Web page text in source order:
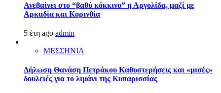
Ανεβαίνει στο “βαθύ κόκκινο” η Αργολίδα, μαζί με
Αρκαδία και Κορινθία
5 έτη ago admin
ΜΕΣΣΗΝΙΑ
Δήλωση Θανάση Πετράκου Καθυστερήσεις και «μισές»
δουλειές για το λιμάνι της Κυπαρισσίας